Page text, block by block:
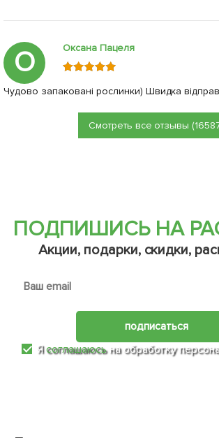
О Оксана Пацеля
Чудово запаковані рослинки) Швидка
Смотреть все отзывы
ПОДПИШИСЬ НА
Акции, подарки, скидки,
подписаться
Ясоглашаюсьна обработку